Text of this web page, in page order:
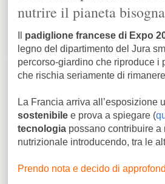
nutrire il pianeta
padiglione francese di Expo
legno del dipartimento del Jura
percorso-giardino che riproduce i
che rischia seriamente di
La Francia arriva all’esposizione
sostenibile e prova a spiegare (
tecnologia possano contribuire
nutrizionale introducendo, tra le
Prendo nota e decido di